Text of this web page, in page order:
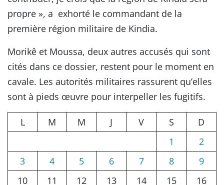
propre », a exhorté le commandant de la
première région militaire de Kindia.
Morikê et Moussa, deux autres accusés qui sont
cités dans ce dossier, restent pour le moment en
cavale. Les autorités militaires rassurent qu’elles
sont à pieds œuvre pour interpeller les fugitifs.
L M M J V S
D
1
2
3
4 5 6 7 8
9
10
11 12 13 14 15 16